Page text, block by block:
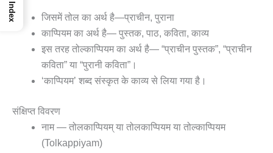
जिसमें तोल का अर्थ है—प्राचीन, पुराना
काप्पियम का अर्थ है— पुस्तक, पाठ, कविता, काव्य
इस तरह तोल्काप्पियम का अर्थ है— “प्राचीन पुस्तक”, “प्राचीन
कविता” या “पुरानी कविता”।
‘काप्पियम’ शब्द संस्कृत के काव्य से लिया गया है।
संक्षिप्त विवरण
नाम — तोलकाप्पियम् या तोलकाप्पियम या तोल्काप्पियम
(Tolkappiyam)
Index